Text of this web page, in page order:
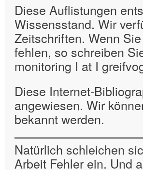
Diese Auflistungen
Wissensstand. Wir
Zeitschriften. Wenn
fehlen, so schreiben
monitoring I at I
Diese Internet-
angewiesen. Wir
bekannt werden.
Natürlich schleichen
Arbeit Fehler ein. Und